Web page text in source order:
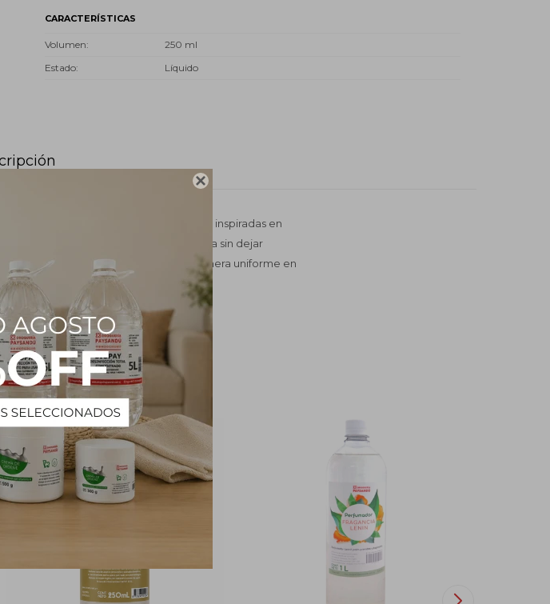

CARACTERÍSTICAS
Volumen
250 ml
Estado
Líquido
y de Ambiente NAVANI, con fragancias inspiradas en
desarrollada asegura frescura duradera sin dejar
Simplemente aplica el spray de manera uniforme en
fragancia favorita durante todo el día
PUEDEN INTERESAR